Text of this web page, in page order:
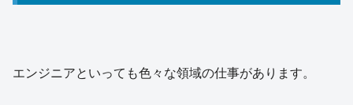
エンジニアといっても色々な領域の仕事があります。